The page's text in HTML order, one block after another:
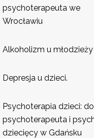
psychoterapeuta we
Wrocławiu
Alkoholizm u młodzieży
Depresja u dzieci.
Psychoterapia dzieci:
psychoterapeuta i
dziecięcy w Gdańsku